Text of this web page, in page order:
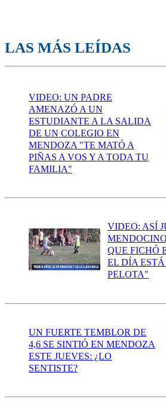
LAS MÁS LEÍDAS
VIDEO: UN PADRE
AMENAZÓ A UN
ESTUDIANTE A LA SALIDA
DE UN COLEGIO EN
MENDOZA "TE MATÓ A
PIÑAS A VOS Y A TODA TU
FAMILIA"
VIDEO: ASÍ
QUE FICHÓ
EL DÍA
PELOTA"
UN FUERTE TEMBLOR DE
4,6 SE SINTIÓ EN MENDOZA
ESTE JUEVES: ¿LO
SENTISTE?